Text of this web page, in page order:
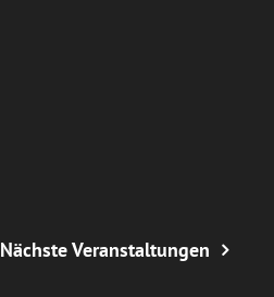
NächsteVeranstaltungen